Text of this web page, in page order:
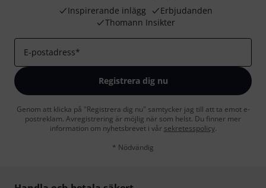
Inspirerande inlägg
Erbjudanden
Thomann Insikter
E-postadress*
Registrera dig nu
Genom att klicka på "Registrera dig nu" samtycker jag till att ta emot e-
postreklam. Avregistrering är möjlig när som helst. Du finner mer
information om nyhetsbrevet i vår sekretesspolicy.
* Nödvändig